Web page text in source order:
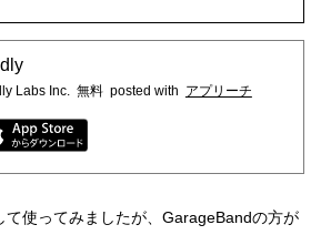
Labs Inc. 無料 posted with アプリーチ
て使ってみましたが、GarageBandの方が